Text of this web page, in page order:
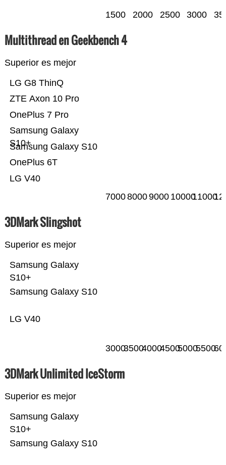
1500
2000 2500 3000
Multithread en Geekbench 4
Superior es mejor
LG V40
OnePlus 6T
Samsung Galaxy S10
Samsung Galaxy
S10+
OnePlus 7 Pro
ZTE Axon 10 Pro
LG G8 ThinQ
700080009000 1000011000
3DMark Slingshot
Superior es mejor
LG V40
Samsung Galaxy S10
Samsung Galaxy
S10+
300035004000450050005500
3DMark Unlimited IceStorm
Superior es mejor
Samsung Galaxy S10
Samsung Galaxy
S10+